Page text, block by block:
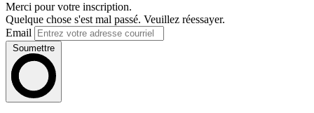
Merci pour votre inscription.
Quelque chose s'est mal passé. Veuillez réessayer.
Email
Soumettre